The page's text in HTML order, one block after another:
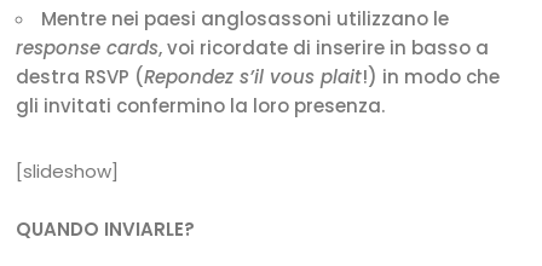
Mentre nei paesi anglosassoni utilizzano le
response cards, voi ricordate di inserire in basso a
destra RSVP (Repondez s’il vous plait!) in modo che
gli invitati confermino la loro presenza.
[slideshow]
QUANDO INVIARLE?